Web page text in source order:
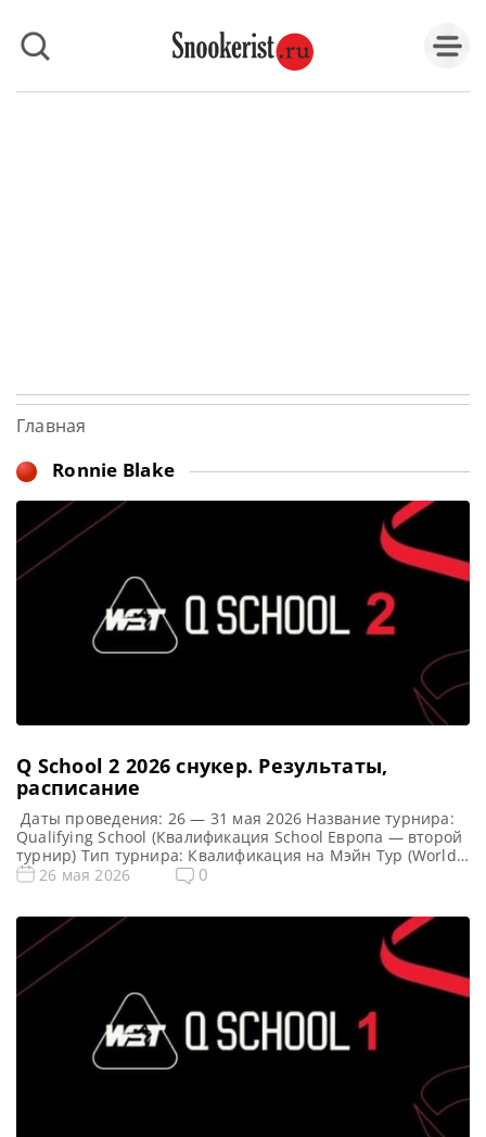
Главная
Ronnie Blake
Q School 2 2026 cнукер. Результаты,
расписание
Даты проведения: 26 — 31 мая 2026 Название турнира:
Qualifying School (Квалификация School Европа — второй
турнир) Тип турнира: Квалификация на Мэйн Тур (World
Snooker Tour) Арена: Mattioli Arena Место проведения
разыграно восемь карт World Snooker Tour, а финалисты
(ПОБЕДИТЕЛИ) каждого из […]
26 мая 2026 0